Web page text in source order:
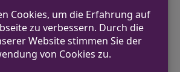
darüber hinaus weckt.
dpa